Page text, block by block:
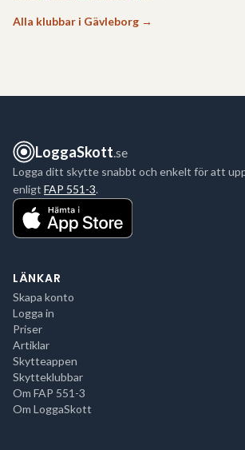
Alla klubbar i Gävleborg →
LoggaSkott.se
Logga ditt skytte snabbt och enkelt för att
enligt FAP 551-3.
LÄNKAR
Skapa konto
Logga in
Priser
Artiklar
Skytteappen
Skytteklubbar
Om FAP 551-3
Om LoggaSkott